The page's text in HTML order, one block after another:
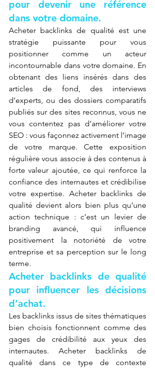
pour devenir une référence
dans votre domaine.
Acheter backlinks de qualité est une
stratégie puissante pour vous
positionner comme un acteur
incontournable dans votre domaine. En
obtenant des liens insérés dans des
articles de fond, des interviews
d’experts, ou des dossiers comparatifs
publiés sur des sites reconnus, vous ne
vous contentez pas d’améliorer votre
SEO : vous façonnez activement l’image
de votre marque. Cette exposition
régulière vous associe à des contenus à
forte valeur ajoutée, ce qui renforce la
confiance des internautes et crédibilise
votre expertise. Acheter backlinks de
qualité devient alors bien plus qu’une
action technique : c’est un levier de
branding avancé, qui influence
positivement la notoriété de votre
entreprise et sa perception sur le long
terme.
Acheter backlinks de qualité
pour influencer les décisions
d’achat.
Les backlinks issus de sites thématiques
bien choisis fonctionnent comme des
gages de crédibilité aux yeux des
internautes. Acheter backlinks de
qualité dans ce type de contexte